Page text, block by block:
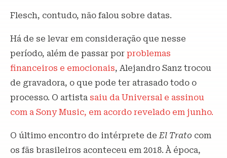
Flesch, contudo, não falou sobre datas.
Há de se levar em consideração que nesse
período, além de passar por problemas
financeiros e emocionais, Alejandro Sanz trocou
de gravadora, o que pode ter atrasado todo o
processo. O artista saiu da Universal e assinou
com a Sony Music, em acordo revelado em junho.
O último encontro do intérprete deEl Trato com
os fãs brasileiros aconteceu em 2018. À época,